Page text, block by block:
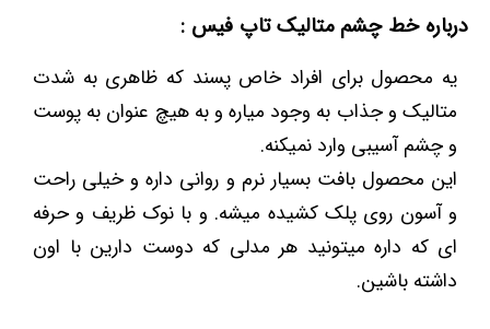
درباره خط چشم متالیک تاپ فیس :
یه محصول برای افراد خاص پسند که ظاهری به شدت
متالیک و جذاب به وجود میاره و به هیچ عنوان به پوست
و چشم آسیبی وارد نمیکنه.
این محصول بافت بسیار نرم و روانی داره و خیلی راحت
و آسون روی پلک کشیده میشه. و با نوک ظریف و حرفه
ای که داره میتونید هر مدلی که دوست دارین با اون
داشته باشین.